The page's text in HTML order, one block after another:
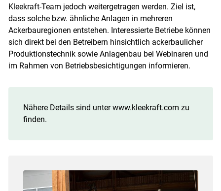
Kleekraft-Team jedoch weitergetragen werden. Ziel ist,
dass solche bzw. ähnliche Anlagen in mehreren
Ackerbauregionen entstehen. Interessierte Betriebe können
sich direkt bei den Betreibern hinsichtlich ackerbaulicher
Produktionstechnik sowie Anlagenbau bei Webinaren und
im Rahmen von Betriebsbesichtigungen informieren.
Nähere Details sind unterwww.kleekraft.com zu
finden.